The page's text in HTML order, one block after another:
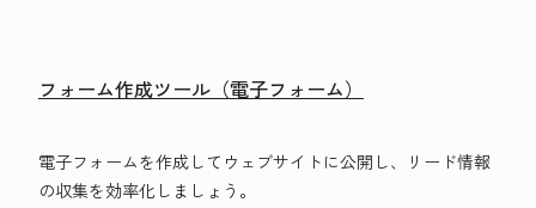
フォーム作成ツール（電子フォーム）
電子フォームを作成してウェブサイトに公開し、リード情報
の収集を効率化しましょう。